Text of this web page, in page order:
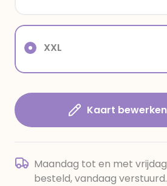
XXL
Kaart bewerken
Maandag tot en met
besteld, vandaag verstuurd.